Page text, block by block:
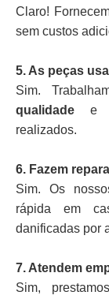
Claro!
sem custos
5. As peças
Sim.
qualidade e
realizados.
6. Fazem
Sim. Os
rápida em
danificadas por
7. Atendem
Sim,